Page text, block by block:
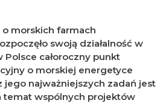
morskich farmach
swoją działalność w
Polsce całoroczny punkt
o morskiej energetyce
najważniejszych zadań jest
temat wspólnych projektów